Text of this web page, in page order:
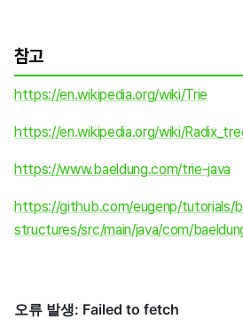
참고
https://en.wikipedia.org/wiki/Trie
https://en.wikipedia.org/wiki/
https://www.baeldung.com/trie-java
https://github.com/eugenp/tutorials/
structures/src/main/java/com/